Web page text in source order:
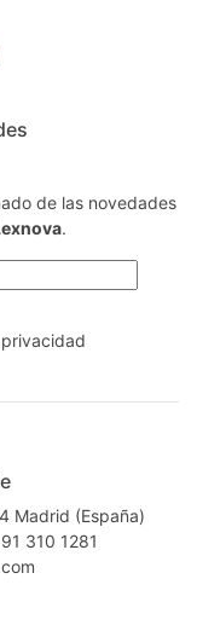
de las novedades
.
Madrid (España)
310 1281